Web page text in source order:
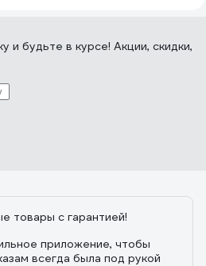
и будьте в курсе! Акции, скидки,
товары с гарантией!
приложение, чтобы
всегда была под рукой